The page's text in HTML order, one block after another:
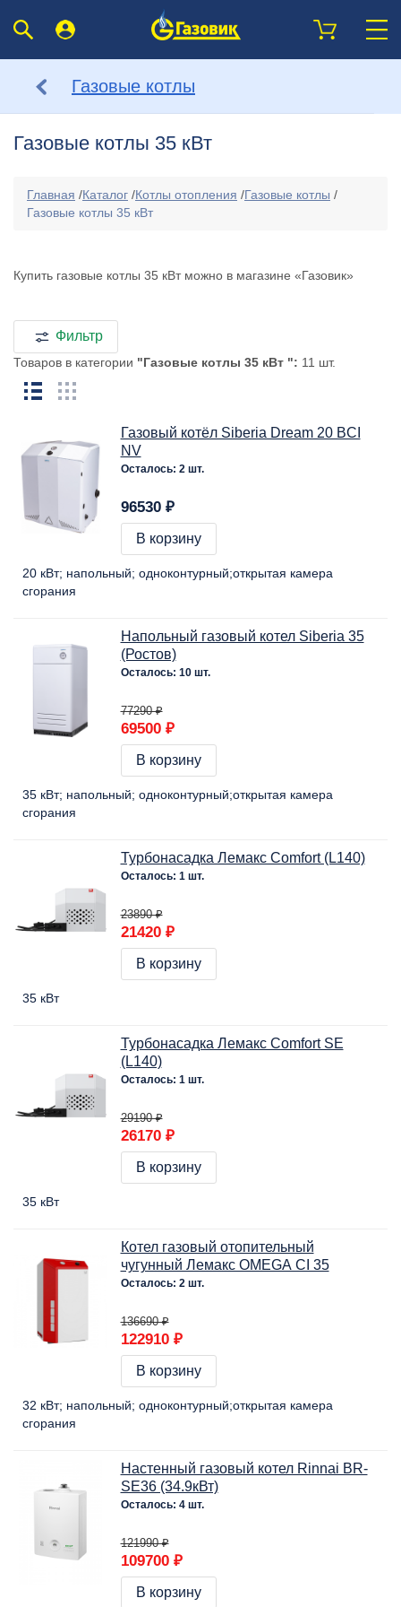
Газовые котлы
Газовые котлы 35 кВт
Главная /Каталог /Котлы отопления /Газовые котлы /
Газовые котлы 35 кВт
Купить газовые котлы 35 кВт можно в магазине «Газовик»
Фильтр
Товаров в категории "Газовые котлы 35 кВт ": 11 шт.
Газовый котёл Siberia Dream 20 BCI
NV
Осталось: 2 шт.
96530 ₽
В корзину
20 кВт напольный одноконтурный открытая камера
сгорания
Напольный газовый котел Siberia 35
(Ростов)
Осталось: 10 шт.
77290 ₽
69500 ₽
В корзину
35 кВт напольный одноконтурный открытая камера
сгорания
Турбонасадка Лемакс Comfort (L140)
Осталось: 1 шт.
23890 ₽
21420 ₽
В корзину
35 кВт
Турбонасадка Лемакс Comfort SE
(L140)
Осталось: 1 шт.
29190 ₽
26170 ₽
В корзину
35 кВт
Котел газовый отопительный
чугунный Лемакс OMEGA CI 35
Осталось: 2 шт.
136690 ₽
122910 ₽
В корзину
32 кВт напольный одноконтурный открытая камера
сгорания
Настенный газовый котел Rinnai BR-
SE36 (34.9кВт)
Осталось: 4 шт.
121990 ₽
109700 ₽
В корзину